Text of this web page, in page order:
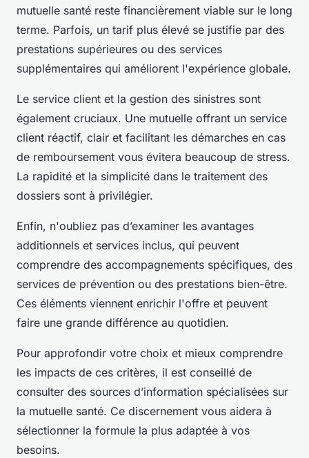
mutuelle santé reste financièrement viable sur le long
terme. Parfois, un tarif plus élevé se justifie par des
prestations supérieures ou des services
supplémentaires qui améliorent l'expérience globale.
Le service client et la gestion des sinistres sont
également cruciaux. Une mutuelle offrant un service
client réactif, clair et facilitant les démarches en cas
de remboursement vous évitera beaucoup de stress.
La rapidité et la simplicité dans le traitement des
dossiers sont à privilégier.
Enfin, n'oubliez pas d’examiner les avantages
additionnels et services inclus, qui peuvent
comprendre des accompagnements spécifiques, des
services de prévention ou des prestations bien-être.
Ces éléments viennent enrichir l'offre et peuvent
faire une grande différence au quotidien.
Pour approfondir votre choix et mieux comprendre
les impacts de ces critères, il est conseillé de
consulter des sources d’information spécialisées sur
la mutuelle santé. Ce discernement vous aidera à
sélectionner la formule la plus adaptée à vos
besoins.